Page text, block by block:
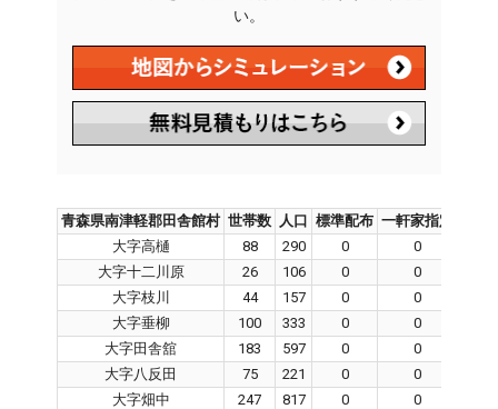
い。
青森県南津軽郡田舎館村 世帯数 人口 標準配布 一軒家指定
大字高樋
88 290 0
0
大字十二川原
26 106 0
0
大字枝川
44 157 0
0
大字垂柳
100 333 0
0
大字田舎舘
183 597 0
0
大字八反田
75 221 0
0
大字畑中
247 817 0
0